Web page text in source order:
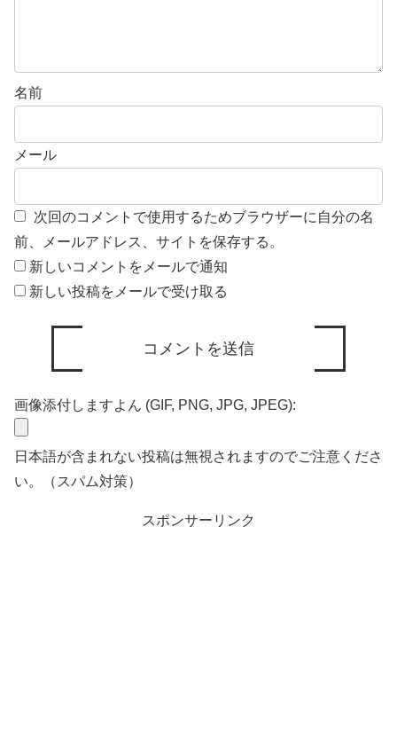
名前
メール
次回のコメントで使用するためブラウザーに自分の名
前、メールアドレス、サイトを保存する。
新しいコメントをメールで通知
新しい投稿をメールで受け取る
画像添付しますよん (GIF, PNG, JPG, JPEG):
日本語が含まれない投稿は無視されますのでご注意くださ
い。（スパム対策）
スポンサーリンク